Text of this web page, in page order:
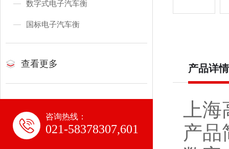
数字式电子汽车衡
国标电子汽车衡
查看更多
咨询热线：
021-58378307,601
产品详情
上
产品